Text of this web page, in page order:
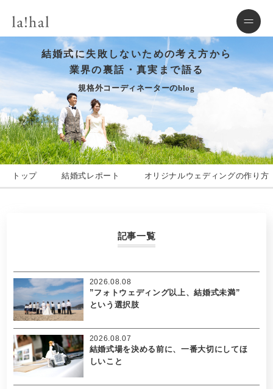
結婚式に失敗しないための考え方から
業界の裏話・真実まで語る
規格外コーディネーターのblog
トップ 結婚式レポート オリジナルウェディングの作り方
記事一覧
”フォトウェディング以上、結婚式未満”
という選択肢
2026.08.08
結婚式場を決める前に、一番大切にしてほ
しいこと
2026.08.07